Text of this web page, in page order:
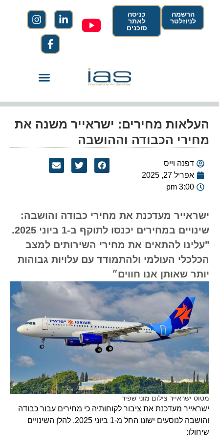
הרשמה
לניוזלטר
כניסה
לאתר
סוכנים
העלאות מחירים: ישראייר משנה את
מחירי הכבודה וההושבה
דפנה וייס
אפריל 27, 2025
3:00 pm
ישראייר מעדכנת את מחירי כבודה והושבה:
שינויים במחירים יכנסו לתוקף ב-1 ביוני 2025.
"עלינו להתאים את מחירי השירותים למצב
הכלכלי העולמי ולהתמודד עם עלויות גבוהות
יותר שאותן אנו חווים״
מטוס ישראייר צילום מוני שפיר
ישראייר מעדכנת את ציבור לקוחותיה כי מחירים עבור כבודה
והושבה לנוסעים ישונו החל מ-1 ביוני 2025. להלן השינויים
שיחולו: